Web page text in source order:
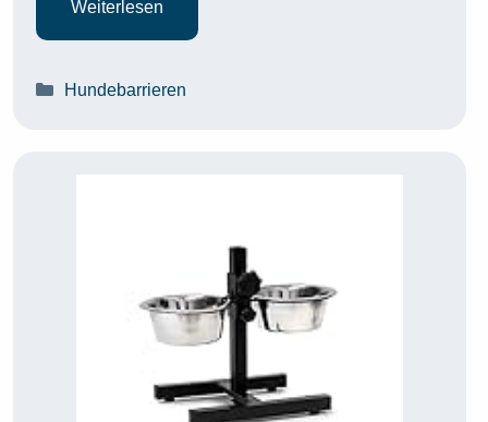
Weiterlesen
Kategorien
Hundebarrieren